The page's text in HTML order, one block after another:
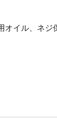
オイル、ネジ